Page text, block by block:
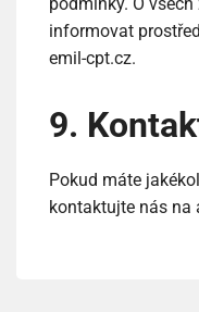
podmínky. O
informovat
emil-cpt.cz.
9.
Pokud máte
kontaktujte nás na